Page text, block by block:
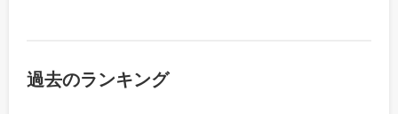
過去のランキング